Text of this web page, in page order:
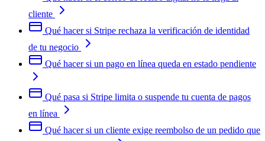
cliente
Qué hacer si Stripe rechaza la verificación de identidad
de tu negocio
Qué hacer si un pago en línea queda en estado pendiente
Qué pasa si Stripe limita o suspende tu cuenta de pagos
en línea
Qué hacer si un cliente exige reembolso de un pedido que